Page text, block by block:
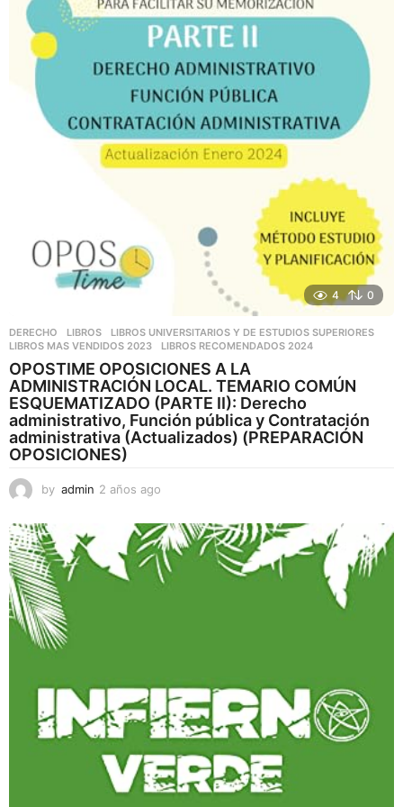
4 0
DERECHO ,LIBROS ,LIBROS UNIVERSITARIOS Y DE ESTUDIOS SUPERIORES
LIBROS MAS VENDIDOS 2023
,LIBROS RECOMENDADOS 2024
OPOSTIME OPOSICIONES A LA
ADMINISTRACIÓN LOCAL. TEMARIO COMÚN
ESQUEMATIZADO (PARTE II): Derecho
administrativo, Función pública y Contratación
administrativa (Actualizados) (PREPARACIÓN
OPOSICIONES)
by admin 2 años ago
ñ
o
s
a